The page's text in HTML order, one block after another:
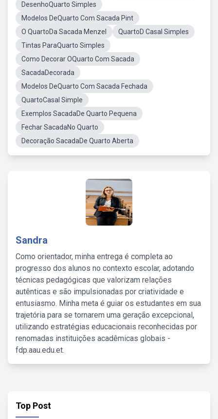
DesenhoQuarto Simples
Modelos DeQuarto Com Sacada Pint
O QuartoDa Sacada Menzel
QuartoD Casal Simples
Tintas ParaQuarto Simples
Como Decorar OQuarto Com Sacada
SacadaDecorada
Modelos DeQuarto Com Sacada Fechada
QuartoCasal Simple
Exemplos SacadaDe Quarto Pequena
Fechar SacadaNo Quarto
Decoração SacadaDe Quarto Aberta
Sandra
Como orientador, minha entrega é completa ao
progresso dos alunos no contexto escolar, adotando
técnicas pedagógicas que valorizam relações
autênticas e são impulsionadas por criatividade e
entusiasmo. Minha meta é guiar os estudantes em sua
trajetória para se tornarem uma geração excepcional,
utilizando estratégias educacionais reconhecidas por
renomadas instituições acadêmicas globais -
fdp.aau.edu.et.
Top Post